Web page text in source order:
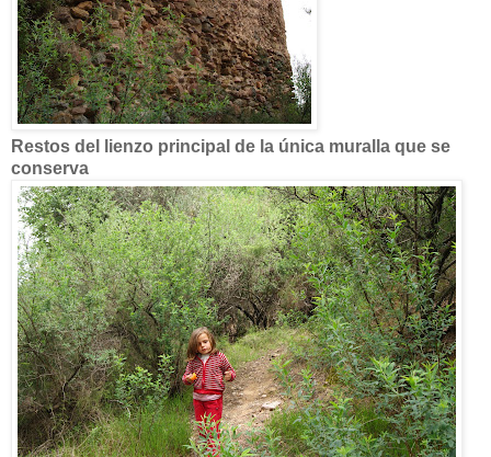
Restos del lienzo principal de la única muralla que se
conserva